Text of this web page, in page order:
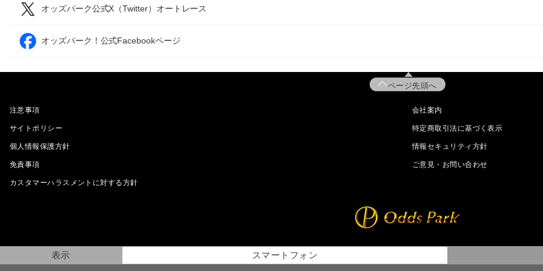
オッズパーク公式X（Twitter）オートレース
オッズパーク！公式Facebookページ
ページ先頭へ
注意事項 会社案内
サイトポリシー 特定商取引法に基づく表示
個人情報保護方針 情報セキュリティ方針
免責事項 ご意見・お問い合わせ
カスタマーハラスメントに対する方針
表示 スマートフォン